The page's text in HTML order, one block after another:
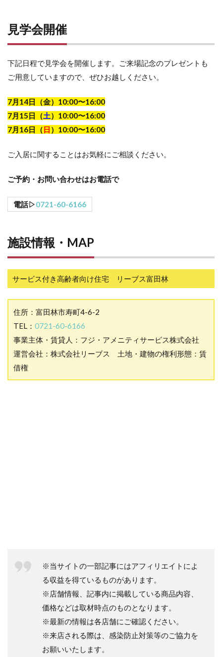
見学会開催
下記日程で見学会を開催します。ご来場記念のプレゼントも
ご用意していますので、ぜひお越しください。
7月14日（金）10:00〜16:00
7月15日（土）10:00〜16:00
7月16日（日 ）10:00〜16:00
ご入居に関することはお気軽にご相談ください。
ご予約・お問い合わせはお電話で
電話▷0721-60-6166
施設情報・MAP
サービス付き高齢者向け住宅 リーブス富田林
住所：富田林市寿町4-6-2
TEL： 0721-60-6166
事業主体・賃貸人：フジ・アメニティサービス株式会社
運営会社：株式会社リーブス 土地・建物の権利形態：賃
借権
※当サイトの一部記事にはアフィリエイトによ
る収益を得ているものがあります。
※店舗情報、記事内に掲載している商品内容、
価格などは取材時点のものとなります。
※最新の情報は各店舗にご確認ください。
※来店される際は、感染防止対策等のご協力を
お願いいたします。